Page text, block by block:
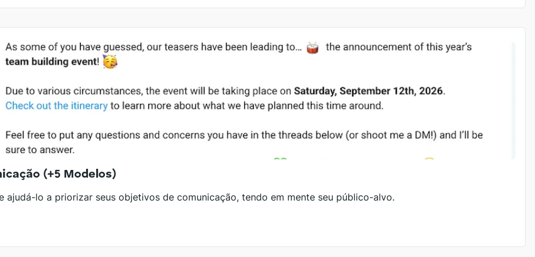
(+5 Modelos)
ajudá-lo a priorizar seus objetivos de comunicação, tendo em mente seu público-alvo.